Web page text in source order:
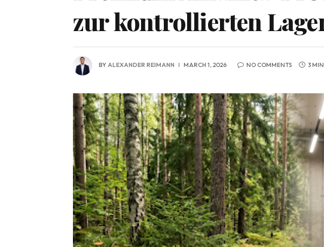
zur kontrollierten
BYALEXANDER REIMANN MARCH 1, 2026 NO COMMENTS 3